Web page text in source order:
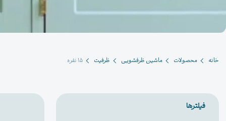
خانه محصولات ماشین ظرفشویی ظرفیت 15 نفره
فیلترها